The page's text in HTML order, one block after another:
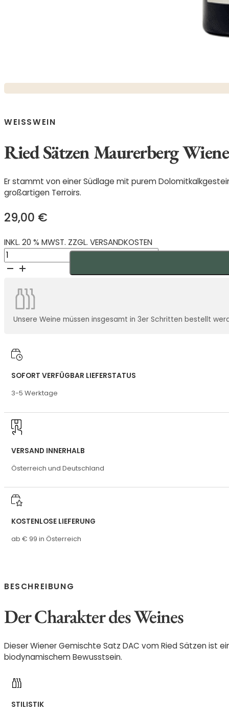
WEISSWEIN
Ried Sätzen Maurerberg
Er stammt von einer Südlage mit purem
großartigen Terroirs.
29,00 €
INKL. 20 % MWST. ZZGL. VERSANDKOSTEN
Ried
Sätzen
Maurerberg
Wiener
Gemischter
Satz
DAC
Menge
Unsere Weine müssen insgesamt in 3er Schritten bestellt
SOFORT VERFÜGBAR LIEFERSTATUS
3-5 Werktage
VERSAND INNERHALB
Österreich und Deutschland
KOSTENLOSE LIEFERUNG
ab € 99 in Österreich
BESCHREIBUNG
Der Charakter des Weines
Dieser Wiener Gemischte Satz DAC vom Ried Sätzen ist
biodynamischem Bewusstsein.
STILISTIK